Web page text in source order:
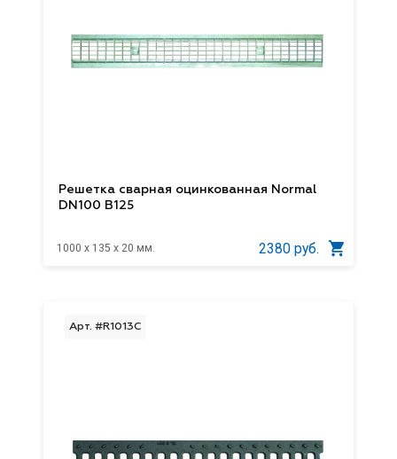
Решетка сварная оцинкованная Normal
DN100 В125
1000 x 135 x 20 мм. 2380 руб.
Арт. #R1013C